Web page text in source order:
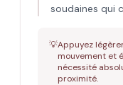
soudaines qui
💡Appuyez
mouvement et
nécessité
proximité.